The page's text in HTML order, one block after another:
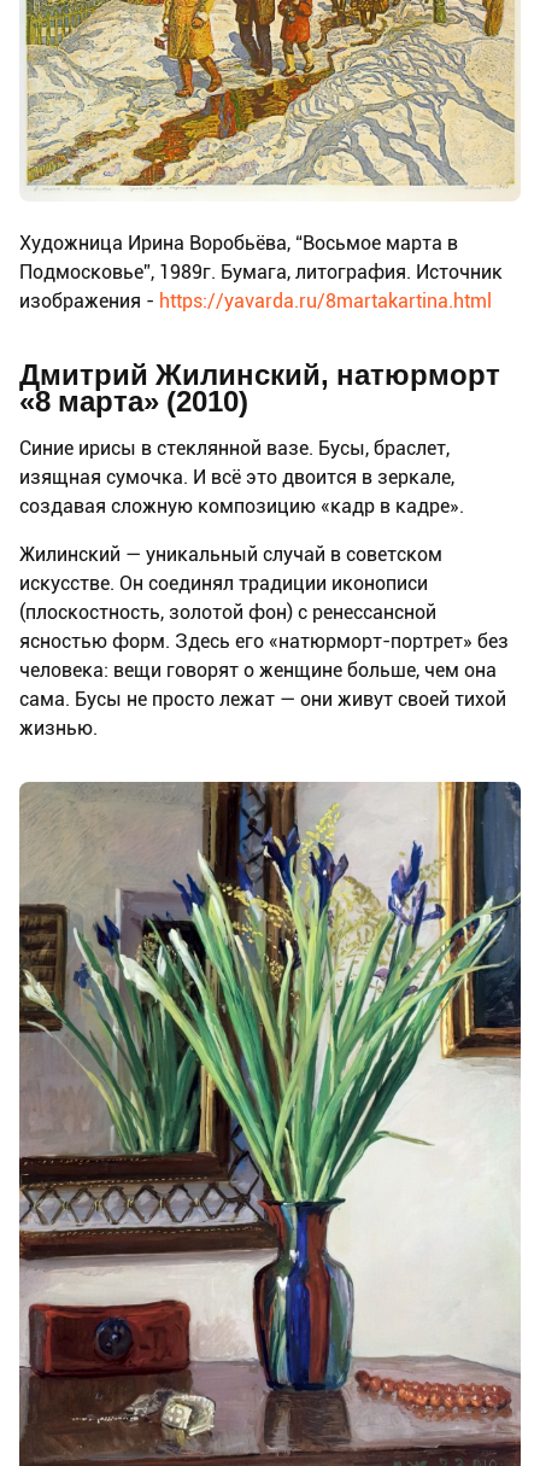
Художница Ирина Воробьёва, “Восьмое марта в
Подмосковье”, 1989г. Бумага, литография. Источник
изображения - https://yavarda.ru/8martakartina.html
Дмитрий Жилинский, натюрморт
«8 марта» (2010)
Синие ирисы в стеклянной вазе. Бусы, браслет,
изящная сумочка. И всё это двоится в зеркале,
создавая сложную композицию «кадр в кадре».
Жилинский — уникальный случай в советском
искусстве. Он соединял традиции иконописи
(плоскостность, золотой фон) с ренессансной
ясностью форм. Здесь его «натюрморт-портрет» без
человека: вещи говорят о женщине больше, чем она
сама. Бусы не просто лежат — они живут своей тихой
жизнью.